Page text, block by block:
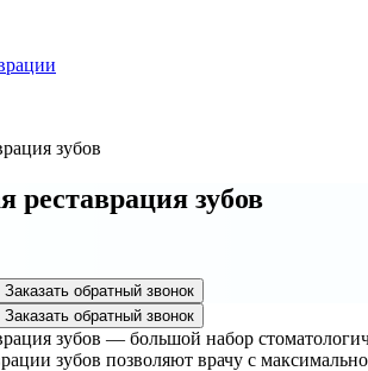
зубов
реставрация зубов
Заказать обратный звонок
Заказать обратный звонок
зубов ― большой набор
зубов позволяют врачу с